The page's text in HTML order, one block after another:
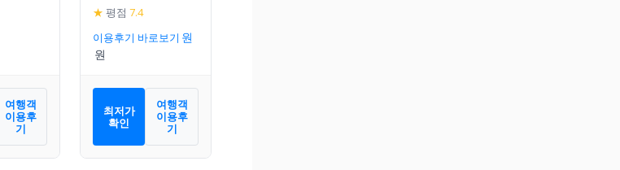
여행객
이용후
기
★ 평점 7.4
이용후기 바로보기
최저가
확인
여행객
이용후
기